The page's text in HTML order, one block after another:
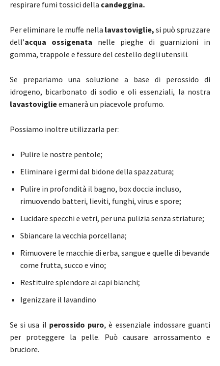
respirare fumi tossici della candeggina.
Per eliminare le muffe nella lavastoviglie, si può spruzzare
dell’acqua ossigenata nelle pieghe di guarnizioni in
gomma, trappole e fessure del cestello degli utensili.
Se prepariamo una soluzione a base di perossido di
idrogeno, bicarbonato di sodio e oli essenziali, la nostra
lavastoviglieemanerà un piacevole profumo.
Possiamo inoltre utilizzarla per:
Pulire le nostre pentole;
Eliminare i germi dal bidone della spazzatura;
Pulire in profondità il bagno, box doccia incluso,
rimuovendo batteri, lieviti, funghi, virus e spore;
Lucidare specchi e vetri, per una pulizia senza striature;
Sbiancare la vecchia porcellana;
Rimuovere le macchie di erba, sangue e quelle di bevande
come frutta, succo e vino;
Restituire splendore ai capi bianchi;
Igenizzare il lavandino
Se si usa il perossido puro, è essenziale indossare guanti
per proteggere la pelle. Può causare arrossamento e
bruciore.